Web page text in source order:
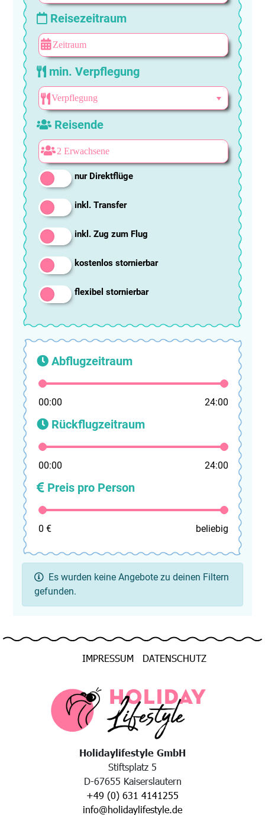
Reisezeitraum
min. Verpflegung
Reisende
nur Direktflüge
inkl. Transfer
inkl. Zug zum Flug
kostenlos stornierbar
flexibel stornierbar
Abflugzeitraum
00:00 24:00
Rückflugzeitraum
00:00 24:00
Preis pro Person
0 € beliebig
Es wurden keine Angebote zu deinen Filtern
gefunden.
IMPRESSUM DATENSCHUTZ
Holidaylifestyle GmbH
Stiftsplatz 5
D-67655 Kaiserslautern
+49 (0) 631 4141255
info@holidaylifestyle.de